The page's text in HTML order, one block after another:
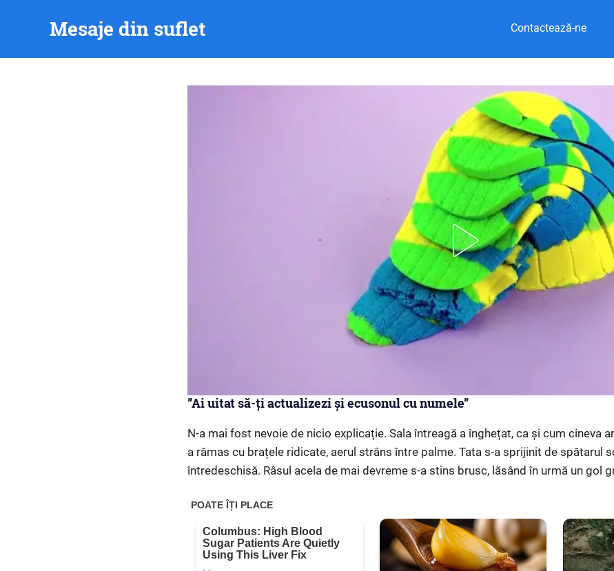
Mesaje din suflet Contactează-ne
”Ai uitat să-ți actualizezi și ecusonul cu numele”
N-a mai fost nevoie de nicio explicație. Sala întreagă a înghețat, ca și cum cineva
a rămas cu brațele ridicate, aerul strâns între palme. Tata s-a sprijinit de spătarul
întredeschisă. Râsul acela de mai devreme s-a stins brusc, lăsând în urmă un gol